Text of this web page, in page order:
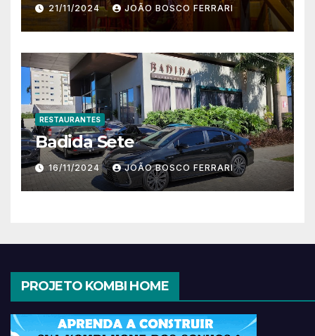
21/11/2024 JOÃO BOSCO FERRARI
RESTAURANTES
Badida Sete
16/11/2024 JOÃO BOSCO FERRARI
PROJETO KOMBI HOME